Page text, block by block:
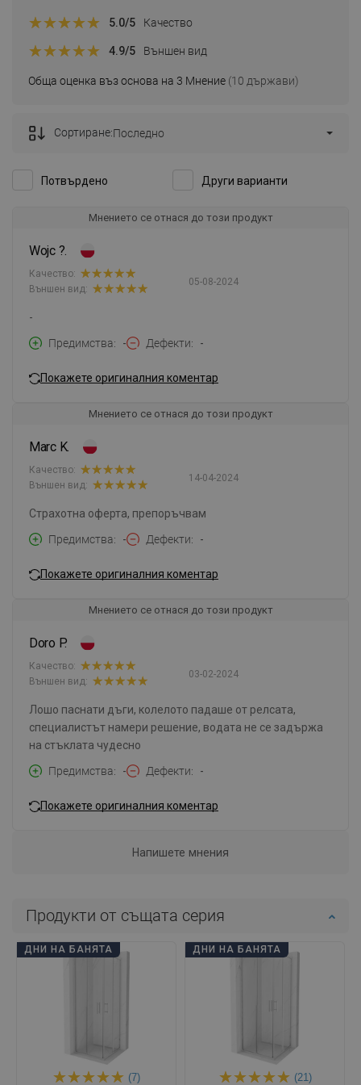
Обща оценка въз основа на 3 Мнение (10 държави)
5.0/5 Качество
4.9/5 Външен вид
Потвърдено Други варианти
Сортиране:Последно
Мнението се отнася до този продукт
Wojc ?.
05-08-2024
Качество:
Външен вид:
-
Предимства
- Дефекти -
Покажете оригиналния коментар
Мнението се отнася до този продукт
Marc K.
14-04-2024
Качество:
Външен вид:
Страхотна оферта, препоръчвам
Предимства
- Дефекти -
Покажете оригиналния коментар
Мнението се отнася до този продукт
Doro P.
03-02-2024
Качество:
Външен вид:
Лошо паснати дъги, колелото падаше от релсата,
специалистът намери решение, водата не се задържа
на стъклата чудесно
Предимства
- Дефекти -
Покажете оригиналния коментар
Напишете мнения
Продукти от същата серия
ДНИ НА БАНЯТА
(7)
ДНИ НА БАНЯТА
(21)